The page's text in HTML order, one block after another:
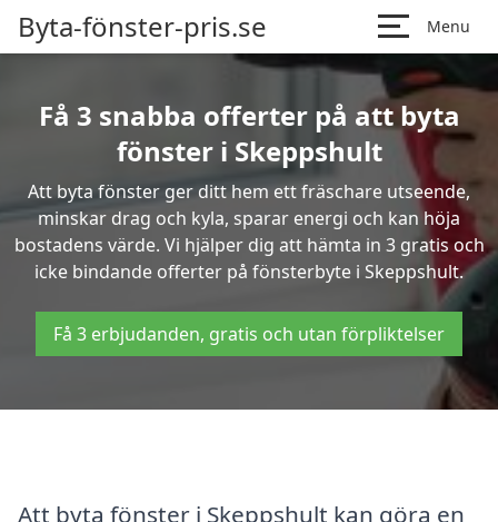
Byta-fönster-pris.se Menu
Få 3 snabba offerter på att byta
fönster i Skeppshult
Att byta fönster ger ditt hem ett fräschare utseende,
minskar drag och kyla, sparar energi och kan höja
bostadens värde. Vi hjälper dig att hämta in 3 gratis och
icke bindande offerter på fönsterbyte i Skeppshult.
Få 3 erbjudanden, gratis och utan förpliktelser
Att byta fönster i Skeppshult kan göra en